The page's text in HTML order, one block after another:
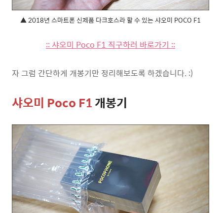
▲ 2018년 스마트폰 신제품 다크호스라 할 수 있는 샤오미 POCO F1
:: 샤오미 Poco F1 직구하러 바로가기 ::
자 그럼 간단하게 개봉기만 정리해보도록 하겠습니다. :)
샤오미 Poco F1개봉기